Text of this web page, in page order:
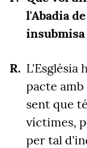
l'Abadia
insubmisa
L'Església
pacte
sent que
víctimes,
per tal